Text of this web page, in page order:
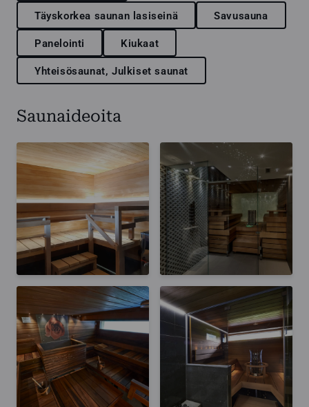
Täyskorkea saunan lasiseinä Savusauna
Panelointi Kiukaat
Yhteisösaunat, Julkiset saunat
Saunaideoita